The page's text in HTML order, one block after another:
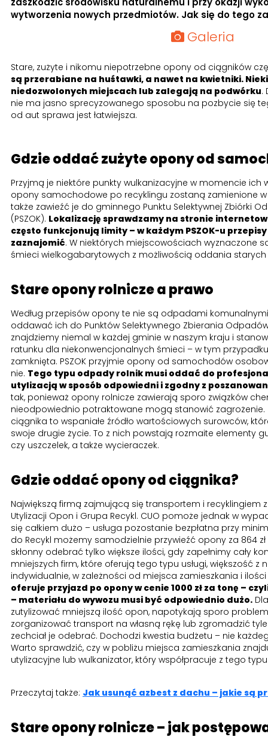
wytworzenia nowych przedmiotów. Jak się do tego
Galeria
Stare, zużyte i nikomu niepotrzebne opony od ciągników
są przerabiane na huśtawki, a nawet na kwietniki.
niedozwolonych miejscach lub zalegają na podwórku.
nie ma jasno sprecyzowanego sposobu na pozbycie się
od aut sprawa jest łatwiejsza.
Gdzie oddać zużyte opony od
Przyjmą je niektóre punkty wulkanizacyjne w momencie ich
opony samochodowe po recyklingu zostaną zamienione
także zawieźć je do gminnego Punktu Selektywnej Zbiórki
(PSZOK). Lokalizację sprawdzamy na stronie
często funkcjonują limity – w każdym PSZOK-u
zaznajomić. W niektórych miejscowościach wyznaczone
śmieci wielkogabarytowych z możliwością oddania
Stare opony rolnicze a prawo
Według przepisów opony te nie są odpadami
oddawać ich do Punktów Selektywnego Zbierania Odpadów
znajdziemy niemal w każdej gminie w naszym kraju i
ratunku dla niekonwencjonalnych śmieci – w tym
zamknięta. PSZOK przyjmie opony od samochodów
nie. Tego typu odpady rolnik musi oddać do
utylizacją w sposób odpowiedni i zgodny z
tak, ponieważ opony rolnicze zawierają sporo związków
nieodpowiednio potraktowane mogą stanowić zagrożenie.
ciągnika to wspaniałe źródło wartościowych surowców,
swoje drugie życie. To z nich powstają rozmaite elementy
czy uszczelek, a także wycieraczek.
Gdzie oddać opony od ciągnika?
Największą firmą zajmującą się transportem i recyklingiem
Utylizacji Opon i Grupa Recykl. CUO pomoże jednak w
się całkiem dużo – usługa pozostanie bezpłatna przy
do Recykl możemy samodzielnie przywieźć opony za 864
skłonny odebrać tylko większe ilości, gdy zapełnimy cały
mniejszych firm, które oferują tego typu usługi, większość z
indywidualnie, w zależności od miejsca zamieszkania i
oferuje przyjazd po opony w cenie 1000 zł za tonę –
– materiału do wywozu musi być odpowiednio dużo.
zutylizować mniejszą ilość opon, napotykają sporo
zorganizować transport na własną rękę lub zgromadzić
zechciał je odebrać. Dochodzi kwestia budżetu – nie
Warto sprawdzić, czy w pobliżu miejsca zamieszkania
utylizacyjne lub wulkanizator, który współpracuje z tego
Przeczytaj także: Jak usunąć azbest z dachu – jakie są
Stare opony rolnicze – jak